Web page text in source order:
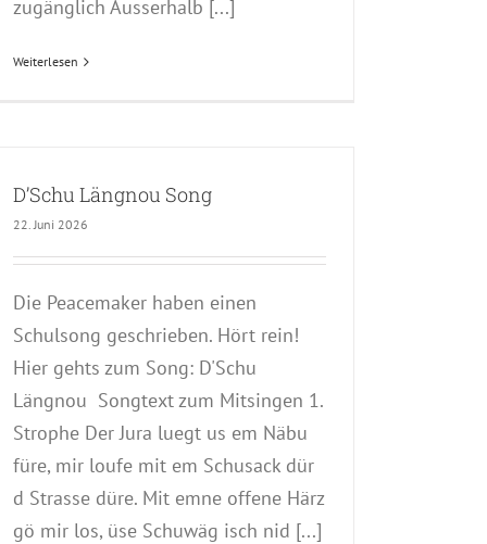
zugänglich Ausserhalb [...]
Weiterlesen
D’Schu Längnou Song
22. Juni 2026
Die Peacemaker haben einen
Schulsong geschrieben. Hört rein!
Hier gehts zum Song: D'Schu
Längnou Songtext zum Mitsingen 1.
Strophe Der Jura luegt us em Näbu
füre, mir loufe mit em Schusack dür
d Strasse düre. Mit emne offene Härz
gö mir los, üse Schuwäg isch nid [...]